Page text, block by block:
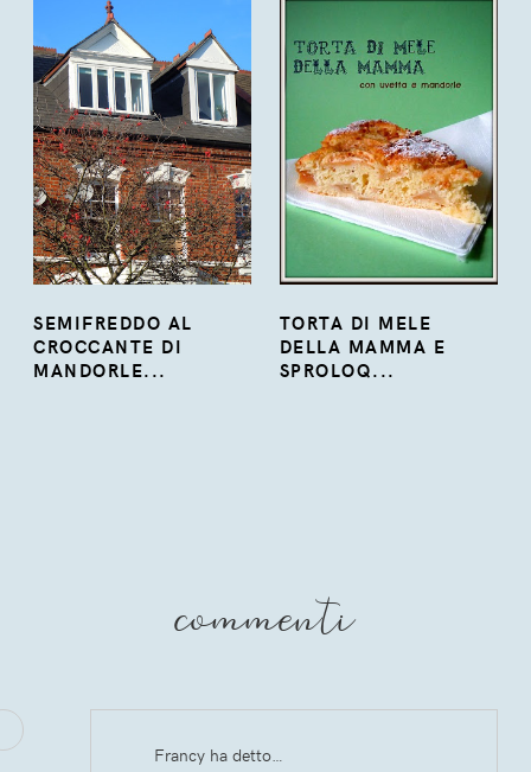
SEMIFREDDO AL
CROCCANTE DI
MANDORLE...
TORTA DI MELE
DELLA MAMMA E
SPROLOQ...
commenti
Francy ha detto…